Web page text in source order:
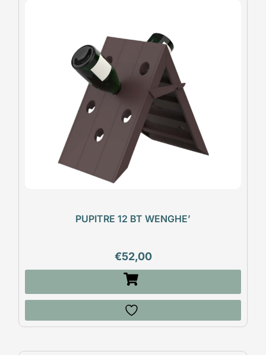
PUPITRE 12 BT WENGHE’
€52,00